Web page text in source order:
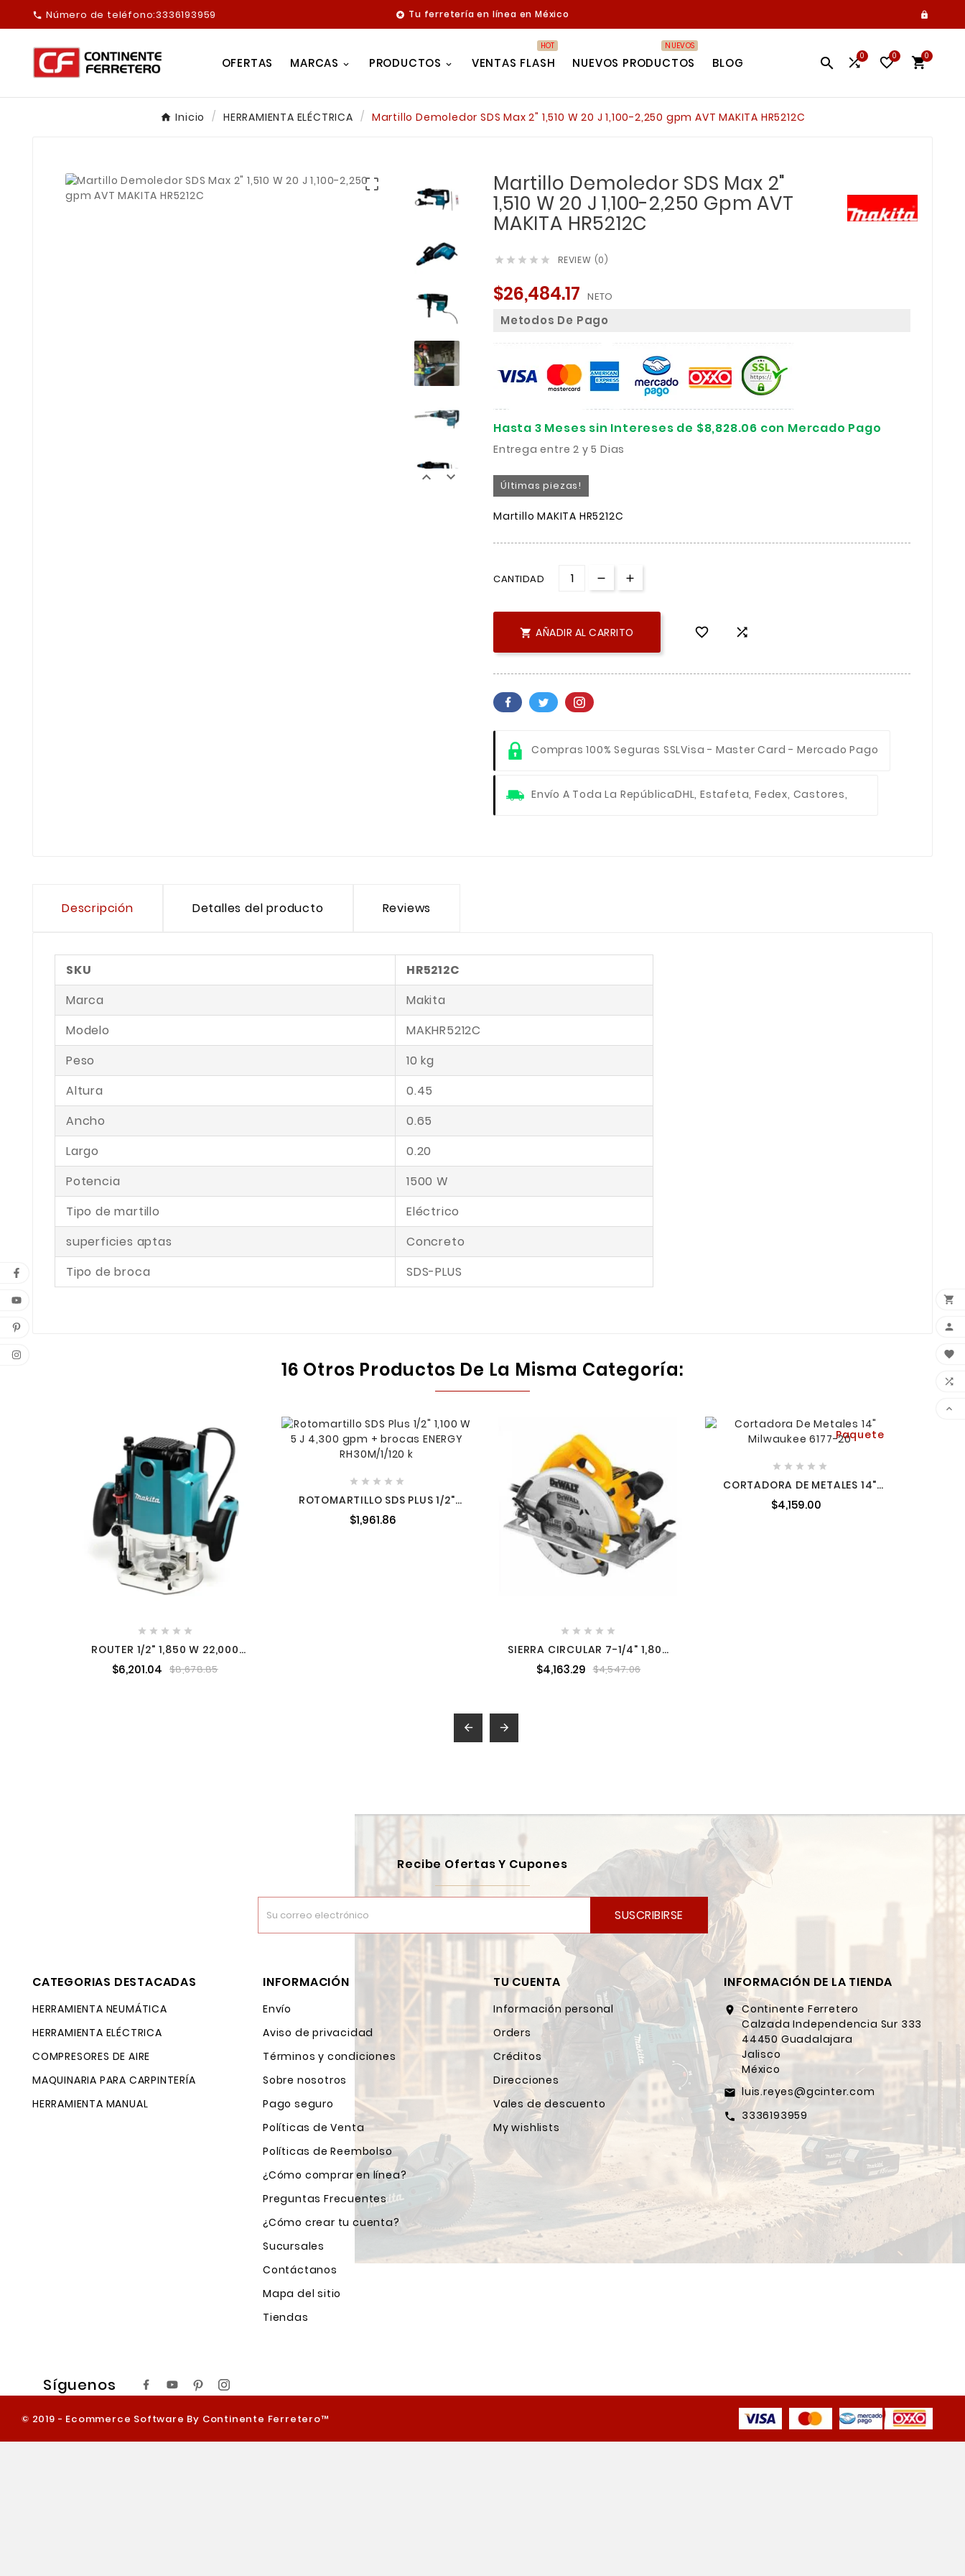
 Número de teléfono:3336193959  Tu ferretería en línea en México 
OFERTAS MARCAS PRODUCTOS VENTAS FLASH
HOT
NUEVOS PRODUCTOS
NUEVOS
BLOG  0 0 0
Inicio HERRAMIENTA ELÉCTRICA Martillo Demoledor SDS Max 2" 1,510 W 20 J 1,100-2,250 gpm AVT MAKITA HR5212C

 
Martillo Demoledor SDS Max 2"
1,510 W 20 J 1,100-2,250 Gpm AVT
MAKITA HR5212C
     REVIEW (0)
$26,484.17 NETO
Metodos De Pago
Hasta 3 Meses sin Intereses de $8,828.06 con Mercado Pago
Entrega entre 2 y 5 Dias
Últimas piezas!
Martillo MAKITA HR5212C
CANTIDAD
 AÑADIR AL CARRITO  
Compras 100% Seguras SSLVisa - Master Card - Mercado Pago
Envío A Toda La RepúblicaDHL, Estafeta, Fedex, Castores,
Descripción Detalles del producto Reviews
SKU
HR5212C
Marca
Makita
Modelo
MAKHR5212C
Peso
10 kg
Altura
0.45
Ancho
0.65
Largo
0.20
Potencia
1500 W
Tipo de martillo
Eléctrico
superficies aptas
Concreto
Tipo de broca
SDS-PLUS
16 Otros Productos De La Misma Categoría:
    
ROUTER 1/2" 1,850 W 22,000
RPM MAKITA RP1800
$6,201.04 $8,678.85
    
ROTOMARTILLO SDS PLUS 1/2"
1,100 W 5 J 4,300 GPM +
BROCAS ENERGY RH30M/1/120 K
$1,961.86
    
SIERRA CIRCULAR 7-1/4" 1,800
W 5,800 RPM DEWALT DWE575-
B3
$4,163.29 $4,547.06
Paquete
    
CORTADORA DE METALES 14"
1,800 W 3,900 RPM MILWAUKEE
6177-20
$4,159.00
 
Recibe Ofertas Y Cupones
SUSCRIBIRSE
CATEGORIAS DESTACADAS
HERRAMIENTA NEUMÁTICA
HERRAMIENTA ELÉCTRICA
COMPRESORES DE AIRE
MAQUINARIA PARA CARPINTERÍA
HERRAMIENTA MANUAL
INFORMACIÓN
Envío
Aviso de privacidad
Términos y condiciones
Sobre nosotros
Pago seguro
Políticas de Venta
Políticas de Reembolso
¿Cómo comprar en línea?
Preguntas Frecuentes
¿Cómo crear tu cuenta?
Sucursales
Contáctanos
Mapa del sitio
Tiendas
TU CUENTA
Información personal
Orders
Créditos
Direcciones
Vales de descuento
My wishlists
INFORMACIÓN DE LA TIENDA
location_on Continente Ferretero
Calzada Independencia Sur 333
44450 Guadalajara
Jalisco
México
email luis.reyes@gcinter.com
call 3336193959





Síguenos
© 2019 - Ecommerce Software By Continente Ferretero™